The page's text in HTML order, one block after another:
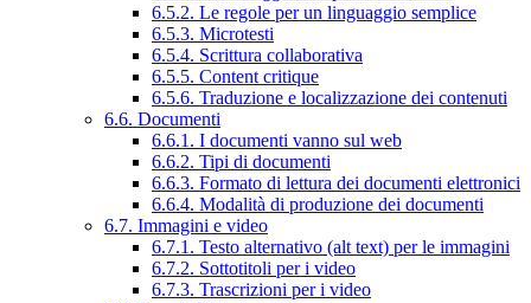
6.5.2. Le regole per un linguaggio semplice
6.5.3. Microtesti
6.5.4. Scrittura collaborativa
6.5.5. Content critique
6.5.6. Traduzione e localizzazione dei contenuti
6.6. Documenti
6.6.1. I documenti vanno sul web
6.6.2. Tipi di documenti
6.6.3. Formato di lettura dei documenti elettronici
6.6.4. Modalità di produzione dei documenti
6.7. Immagini e video
6.7.1. Testo alternativo (alt text) per le immagini
6.7.2. Sottotitoli per i video
6.7.3. Trascrizioni per i video